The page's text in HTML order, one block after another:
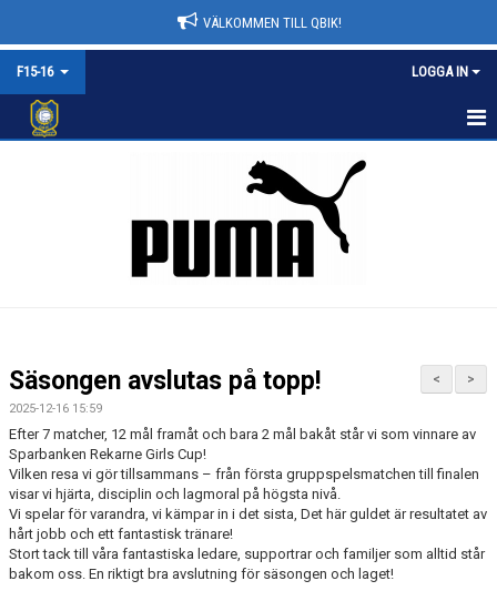
VÄLKOMMEN TILL QBIK!
F15-16 LOGGA IN
BILDGALLERI
DOKUMENT
KONTAKT
>
<
Säsongen avslutas på topp!
2025-12-16 15:59
Efter 7 matcher, 12 mål framåt och bara 2 mål bakåt står vi som vinnare av
Sparbanken Rekarne Girls Cup!
Vilken resa vi gör tillsammans – från första gruppspelsmatchen till finalen
visar vi hjärta, disciplin och lagmoral på högsta nivå.
Vi spelar för varandra, vi kämpar in i det sista, Det här guldet är resultatet av
hårt jobb och ett fantastisk tränare!
Stort tack till våra fantastiska ledare, supportrar och familjer som alltid står
bakom oss. En riktigt bra avslutning för säsongen och laget!